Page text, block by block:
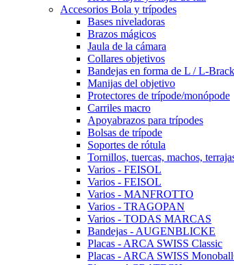
Accesorios Bola y trípodes
Bases niveladoras
Brazos mágicos
Jaula de la cámara
Collares objetivos
Bandejas en forma de L / L-
Manijas del objetivo
Protectores de trípode/monópode
Carriles macro
Apoyabrazos para trípodes
Bolsas de trípode
Soportes de rótula
Tornillos, tuercas, machos,
Varios - FEISOL
Varios - FEISOL
Varios - MANFROTTO
Varios - TRAGOPAN
Varios - TODAS MARCAS
Bandejas - AUGENBLICKE
Placas - ARCA SWISS Classic
Placas - ARCA SWISS